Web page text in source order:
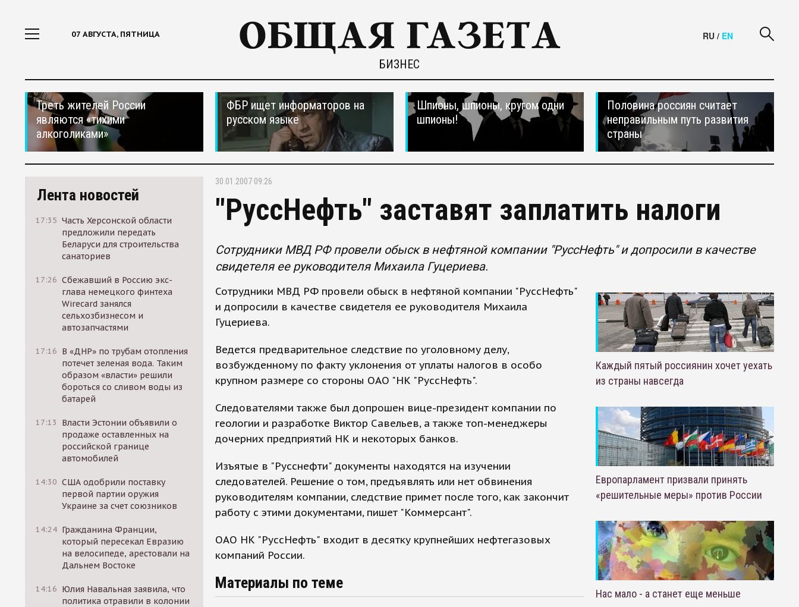
07 АВГУСТА, ПЯТНИЦА
БИЗНЕС
RU / EN
Треть жителей России
являются «тихими
алкоголиками»
ФБР ищет информаторов на
русском языке
Шпионы, шпионы, кругом одни
шпионы!
Половина россиян считает
неправильным путь развития
страны
Лента новостей
17:35 Часть Херсонской области
предложили передать
Беларуси для строительства
санаториев
17:26 Сбежавший в Россию экс-
глава немецкого финтеха
Wirecard занялся
сельхозбизнесом и
автозапчастями
17:16 В «ДНР» по трубам отопления
потечет зеленая вода. Таким
образом «власти» решили
бороться со сливом воды из
батарей
17:13
Власти Эстонии объявили о
продаже оставленных на
российской границе
автомобилей
14:30 США одобрили поставку
первой партии оружия
Украине за счет союзников
14:24 Гражданина Франции,
который пересекал Евразию
на велосипеде, арестовали на
Дальнем Востоке
14:16 Юлия Навальная заявила, что
политика отравили в колонии
30.01.2007 09:26
"РуссНефть" заставят заплатить налоги
Сотрудники МВД РФ провели обыск в нефтяной компании "РуссНефть" и допросили в качестве
свидетеля ее руководителя Михаила Гуцериева.
Сотрудники МВД РФ провели обыск в нефтяной компании "РуссНефть"
и допросили в качестве свидетеля ее руководителя Михаила
Гуцериева.
Ведется предварительное следствие по уголовному делу,
возбужденному по факту уклонения от уплаты налогов в особо
крупном размере со стороны ОАО "НК "РуссНефть".
Следователями также был допрошен вице-президент компании по
геологии и разработке Виктор Савельев, а также топ-менеджеры
дочерних предприятий НК и некоторых банков.
Изъятые в "Русснефти" документы находятся на изучении
следователей. Решение о том, предъявлять или нет обвинения
руководителям компании, следствие примет после того, как закончит
работу с этими документами, пишет "Коммерсант".
ОАО НК "РуссНефть" входит в десятку крупнейших нефтегазовых
компаний России.
Материалы по теме
Каждый пятый россиянин хочет уехать
из страны навсегда
Европарламент призвали принять
«решительные меры» против России
Нас мало - а станет еще меньше